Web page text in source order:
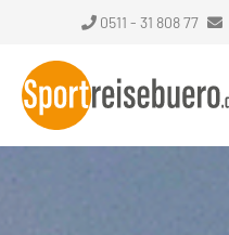
0511 - 31 808 77